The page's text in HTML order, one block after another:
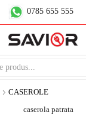
0785 655 555
CASEROLE